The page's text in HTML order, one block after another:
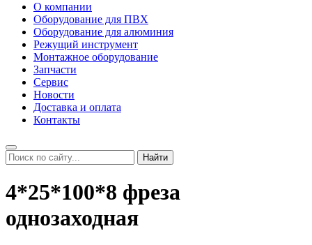
О компании
Оборудование для ПВХ
Оборудование для алюминия
Режущий инструмент
Монтажное оборудование
Запчасти
Сервис
Новости
Доставка и оплата
Контакты
Найти
4*25*100*8 фреза
однозаходная